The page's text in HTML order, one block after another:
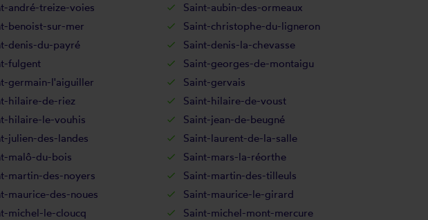
andré-treize-voies
Saint-aubin-des-ormeaux
benoist-sur-mer
Saint-christophe-du-ligneron
denis-du-payré
Saint-denis-la-chevasse
fulgent
Saint-georges-de-montaigu
germain-l'aiguiller
Saint-gervais
hilaire-de-riez
Saint-hilaire-de-voust
hilaire-le-vouhis
Saint-jean-de-beugné
julien-des-landes
Saint-laurent-de-la-salle
malô-du-bois
Saint-mars-la-réorthe
martin-des-noyers
Saint-martin-des-tilleuls
maurice-des-noues
Saint-maurice-le-girard
michel-le-cloucq
Saint-michel-mont-mercure